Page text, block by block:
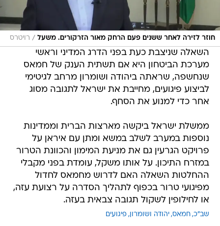
חוזר לזירה לאחר ששנים פעם הרחק מאור הזרקורים. משעל / רויטרס
השאלה שניצבת כעת בפני הדרג המדיני וראשי
מערכת הביטחון היא אם תשתית הענק של חמאס
שנחשפה, שראתה ביהודה ושומרון מרחב לגיטימי
לביצוע פיגועים, מחייבת את ישראל לתגובה מסוג
אחר כדי למנוע את הסחף.
ממשלת ישראל ביקשה מארצות הברית וממדינות
נוספות במערב לשלב במשא ומתן עם איראן על
פרויקט הגרעין גם את מניעת המימון והכוונת הטרור
במזרח התיכון. על אותו משקל, עומדת בפני מקבלי
ההחלטות השאלה האם לדרוש מחמאס לחדול
מפיגועי טרור בכפוף לתהליך הסדרה על רצועת עזה,
או לחילופין לשקול תגובה צבאית בעזה.
שב"כ חמאס יהודה ושומרון פיגועים